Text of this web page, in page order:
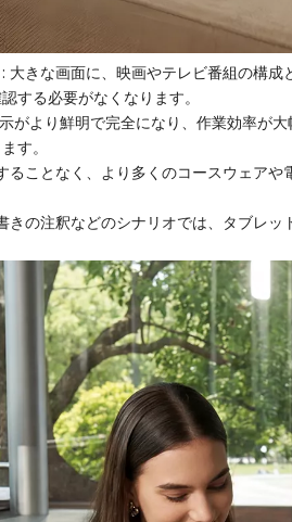
大きな画面に、映画やテレビ番組の構
する必要がなくなります。
がより鮮明で完全になり、作業効率が
す。
ことなく、より多くのコースウェア
の注釈などのシナリオでは、タブレ